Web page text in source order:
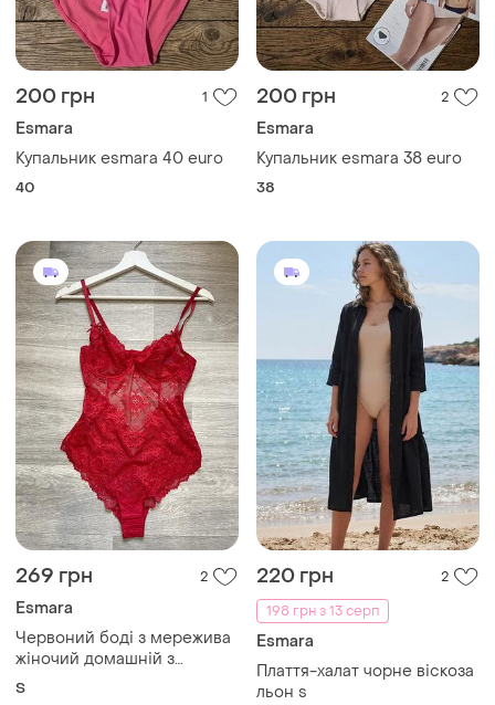
200 грн 1
Esmara
Купальник esmara 40 euro
40
200 грн 2
Esmara
Купальник esmara 38 euro
38
269 грн 2
Esmara
Червоний боді з мережива
жіночий домашній з
чашками бантиками
S
220 грн
2
198 грн з 13 серп
Esmara
Плаття-халат чорне віскоза
льон s